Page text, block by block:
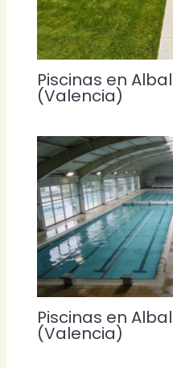
Piscinas en
(Valencia)
Piscinas en
(Valencia)